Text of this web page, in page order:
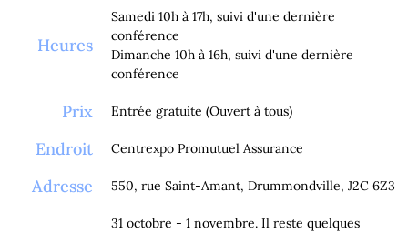
Heures
Samedi 10h à 17h, suivi d'une dernière
conférence
Dimanche 10h à 16h, suivi d'une dernière
conférence
Prix Entrée gratuite (Ouvert à tous)
Endroit Centrexpo Promutuel Assurance
Adresse 550, rue Saint-Amant, Drummondville, J2C 6Z3
31 octobre - 1 novembre. Il reste quelques